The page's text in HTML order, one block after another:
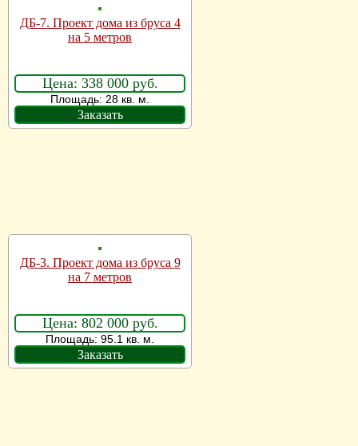
ДБ-7. Проект дома из бруса 4
на 5 метров
Цена: 338 000 руб.
Площадь: 28 кв. м.
Заказать
ДБ-3. Проект дома из бруса 9
на 7 метров
Цена: 802 000 руб.
Площадь: 95.1 кв. м.
Заказать